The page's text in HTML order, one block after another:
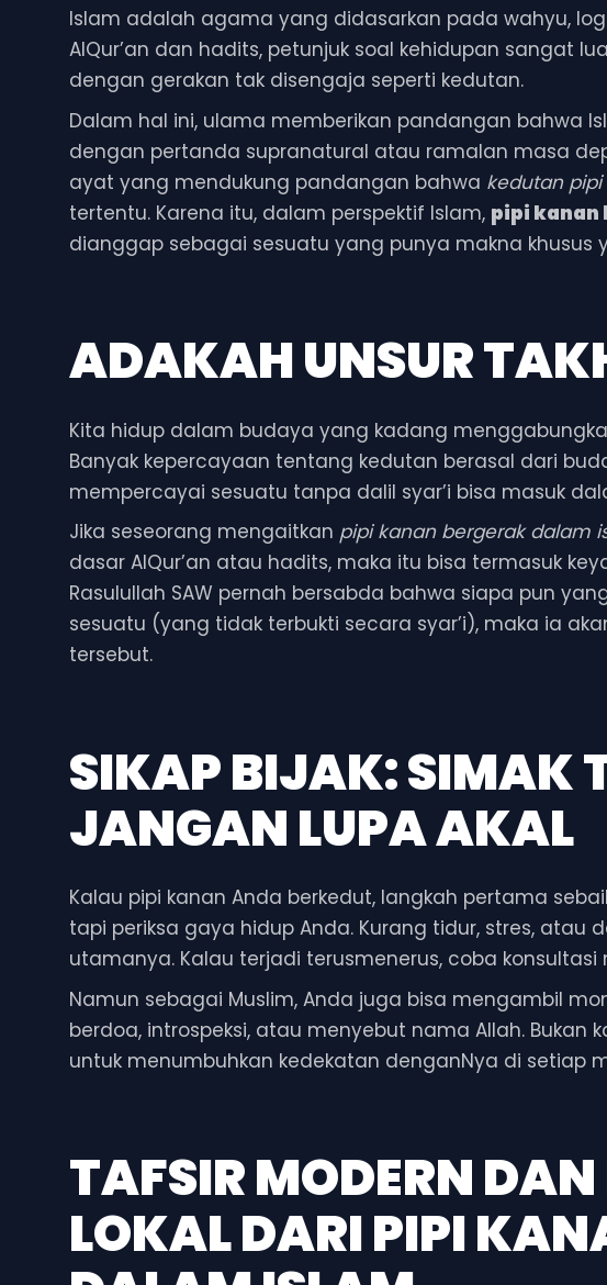
Islam adalah agama yang didasarkan pada wahyu,
AlQur’an dan hadits, petunjuk soal kehidupan sangat
dengan gerakan tak disengaja seperti kedutan.
Dalam hal ini, ulama memberikan pandangan bahwa
dengan pertanda supranatural atau ramalan masa
ayat yang mendukung pandangan bahwa kedutan pipi
tertentu. Karena itu, dalam perspektif Islam, pipi kanan
dianggap sebagai sesuatu yang punya makna khusus
ADAKAH UNSUR
Kita hidup dalam budaya yang kadang
Banyak kepercayaan tentang kedutan berasal dari
mempercayai sesuatu tanpa dalil syar’i bisa masuk
Jika seseorang mengaitkan pipi kanan bergerak dalam
dasar AlQur’an atau hadits, maka itu bisa termasuk
Rasulullah SAW pernah bersabda bahwa siapa pun
sesuatu (yang tidak terbukti secara syar’i), maka ia
tersebut.
SIKAP BIJAK: SIMAK
JANGAN LUPA AKAL
Kalau pipi kanan Anda berkedut, langkah pertama
tapi periksa gaya hidup Anda. Kurang tidur, stres, atau
utamanya. Kalau terjadi terusmenerus, coba konsultasi
Namun sebagai Muslim, Anda juga bisa mengambil
berdoa, introspeksi, atau menyebut nama Allah. Bukan
untuk menumbuhkan kedekatan denganNya di setiap
TAFSIR MODERN
LOKAL DARIPIPI